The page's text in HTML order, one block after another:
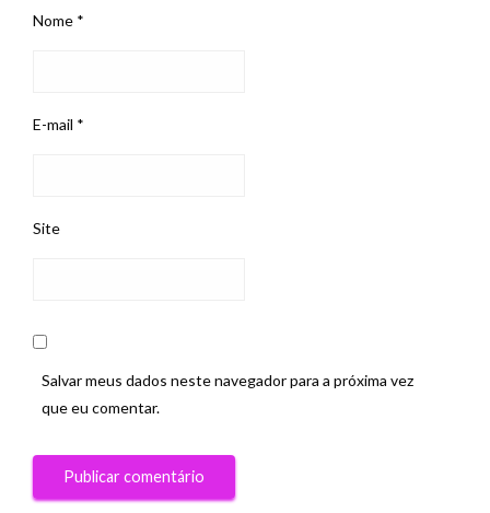
Nome *
E-mail *
Site
Salvar meus dados neste navegador para a próxima vez
que eu comentar.